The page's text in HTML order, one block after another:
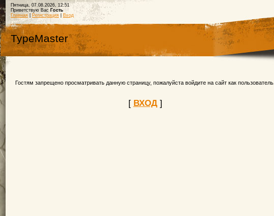
Пятница, 07.08.2026, 12:51
Приветствую Вас Гость
Главная
Регистрация Вход
TypeMaster
Гостям запрещено просматривать данную страницу, пожалуйста войдите на сайт как пользователь.
[ ВХОД]